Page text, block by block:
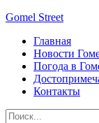
Gomel Street
Главная
Новости
Погода в
Контакты